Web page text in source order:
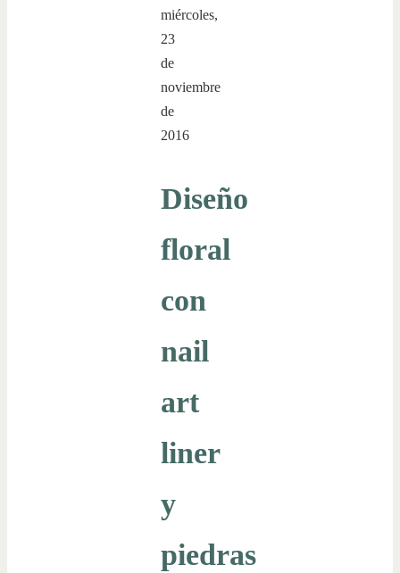
miércoles,
23
de
noviembre
de
2016
Diseño
floral
con
nail
art
liner
y
piedras